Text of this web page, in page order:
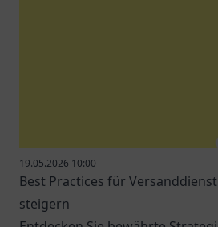
19.05.2026 10:00
Best Practices für
steigern